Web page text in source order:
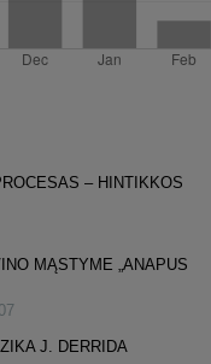
– HINTIKKOS
MĄSTYME „ANAPUS
J. DERRIDA